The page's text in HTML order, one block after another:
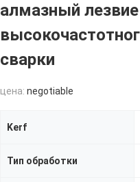
алмазный
сварки
цена: negotiable
Kerf
Тип обработки